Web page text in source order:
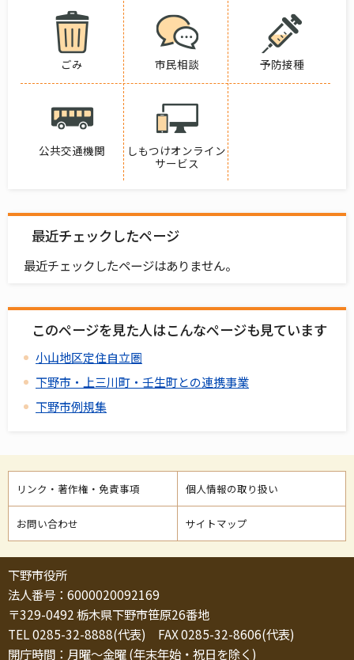
ごみ 市民相談 予防接種
公共交通機関
しもつけオンライン
サービス
最近チェックしたページ
最近チェックしたページはありません。
このページを見た人はこんなページも見ています
小山地区定住自立圏
下野市・上三川町・壬生町との連携事業
下野市例規集
リンク・著作権・免責事項 個人情報の取り扱い
お問い合わせ サイトマップ
下野市役所
法人番号：6000020092169
〒329-0492 栃木県下野市笹原26番地
TEL 0285-32-8888(代表) FAX 0285-32-8606(代表)
開庁時間：月曜～金曜 (年末年始・祝日を除く)